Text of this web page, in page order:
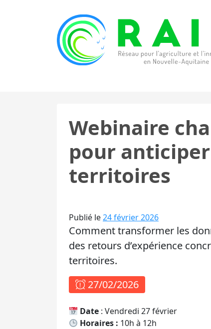
Webinaire
pour
territoires
Publié le24 février 2026
Comment transformer les
des retours d’expérience
territoires.
27/02/2026
Date : Vendredi 27 février
Horaires : 10h à 12h